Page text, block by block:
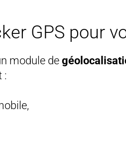
GPS pour
module de
: